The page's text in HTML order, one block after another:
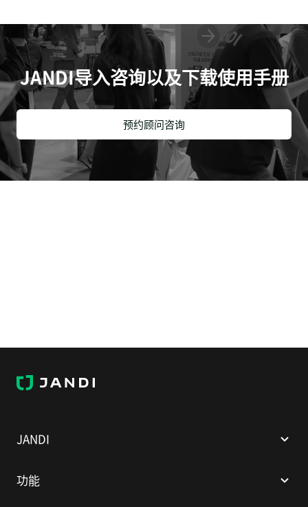
JANDI导入咨询以及下载使用手册
预约顾问咨询
J
A
JANDI
功能